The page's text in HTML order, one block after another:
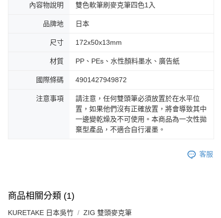
內容物說明 雙色軟筆刷麥克筆四色1入
品牌地 日本
尺寸 172x50x13mm
材質 PP、PEs、水性顏料墨水、廣告紙
國際條碼 4901427949872
注意事項
請注意，任何雙頭筆必須放置於在水平位
置，如果他們沒有正確放置，將會導致其中
一邊變乾燥及不可使用。本商品為一次性拋
棄型產品，不適合自行灌墨。
客服
商品相關分類 (1)
KURETAKE 日本吳竹 ZIG 雙頭麥克筆